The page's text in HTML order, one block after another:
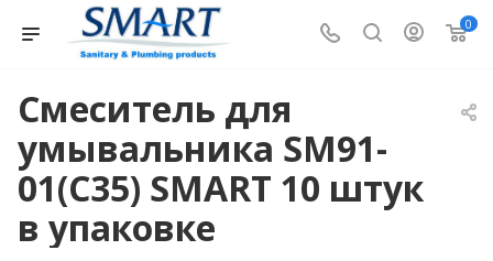
0
Смеситель для
умывальника SM91-
01(C35) SMART 10 штук
в упаковке